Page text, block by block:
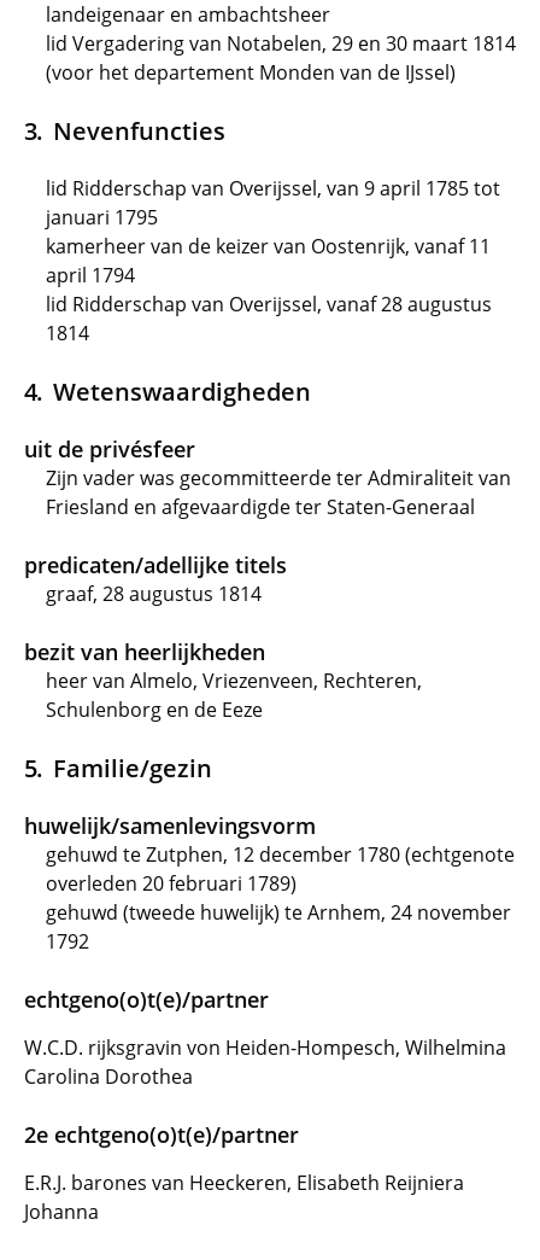
landeigenaar en ambachtsheer
lid Vergadering van Notabelen, 29 en 30 maart 1814
(voor het departement Monden van de IJssel)
Nevenfuncties
lid Ridderschap van Overijssel, van 9 april 1785 tot
januari 1795
kamerheer van de keizer van Oostenrijk, vanaf 11
april 1794
lid Ridderschap van Overijssel, vanaf 28 augustus
1814
Wetenswaardigheden
uit de privésfeer
Zijn vader was gecommitteerde ter Admiraliteit van
Friesland en afgevaardigde ter Staten-Generaal
predicaten/adellijke titels
graaf, 28 augustus 1814
bezit van heerlijkheden
heer van Almelo, Vriezenveen, Rechteren,
Schulenborg en de Eeze
Familie/gezin
huwelijk/samenlevingsvorm
gehuwd te Zutphen, 12 december 1780 (echtgenote
overleden 20 februari 1789)
gehuwd (tweede huwelijk) te Arnhem, 24 november
1792
echtgeno(o)t(e)/partner
W.C.D. rijksgravin von Heiden-Hompesch, Wilhelmina
Carolina Dorothea
2e echtgeno(o)t(e)/partner
E.R.J. barones van Heeckeren, Elisabeth Reijniera
Johanna